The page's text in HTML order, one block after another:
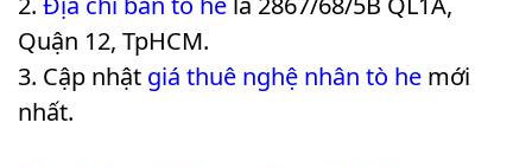
Quận 12, TpHCM.
Cập nhật giá thuê nghệ nhân tò he mới
nhất.